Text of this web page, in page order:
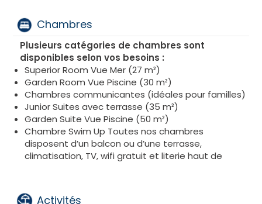
Babysitting disponible sur demande
Chambres
Plusieurs catégories de chambres sont
disponibles selon vos besoins :
Superior Room Vue Mer (27 m²)
Garden Room Vue Piscine (30 m²)
Chambres communicantes (idéales pour familles)
Junior Suites avec terrasse (35 m²)
Garden Suite Vue Piscine (50 m²)
Chambre Swim Up Toutes nos chambres
disposent d’un balcon ou d’une terrasse,
climatisation, TV, wifi gratuit et literie haut de
Activités